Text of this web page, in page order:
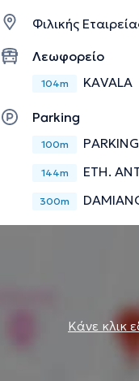
Φιλικής
Λεωφορείο
104m KAVALA
Parking
100m
144m ETH.
300m
Κάνε κλικ